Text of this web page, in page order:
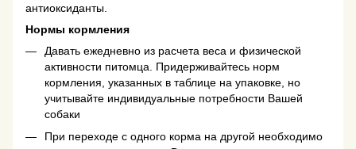
антиоксиданты.
Нормы кормления
Давать ежедневно из расчета веса и физической
активности питомца. Придерживайтесь норм
кормления, указанных в таблице на упаковке, но
учитывайте индивидуальные потребности Вашей
собаки
При переходе с одного корма на другой необходимо